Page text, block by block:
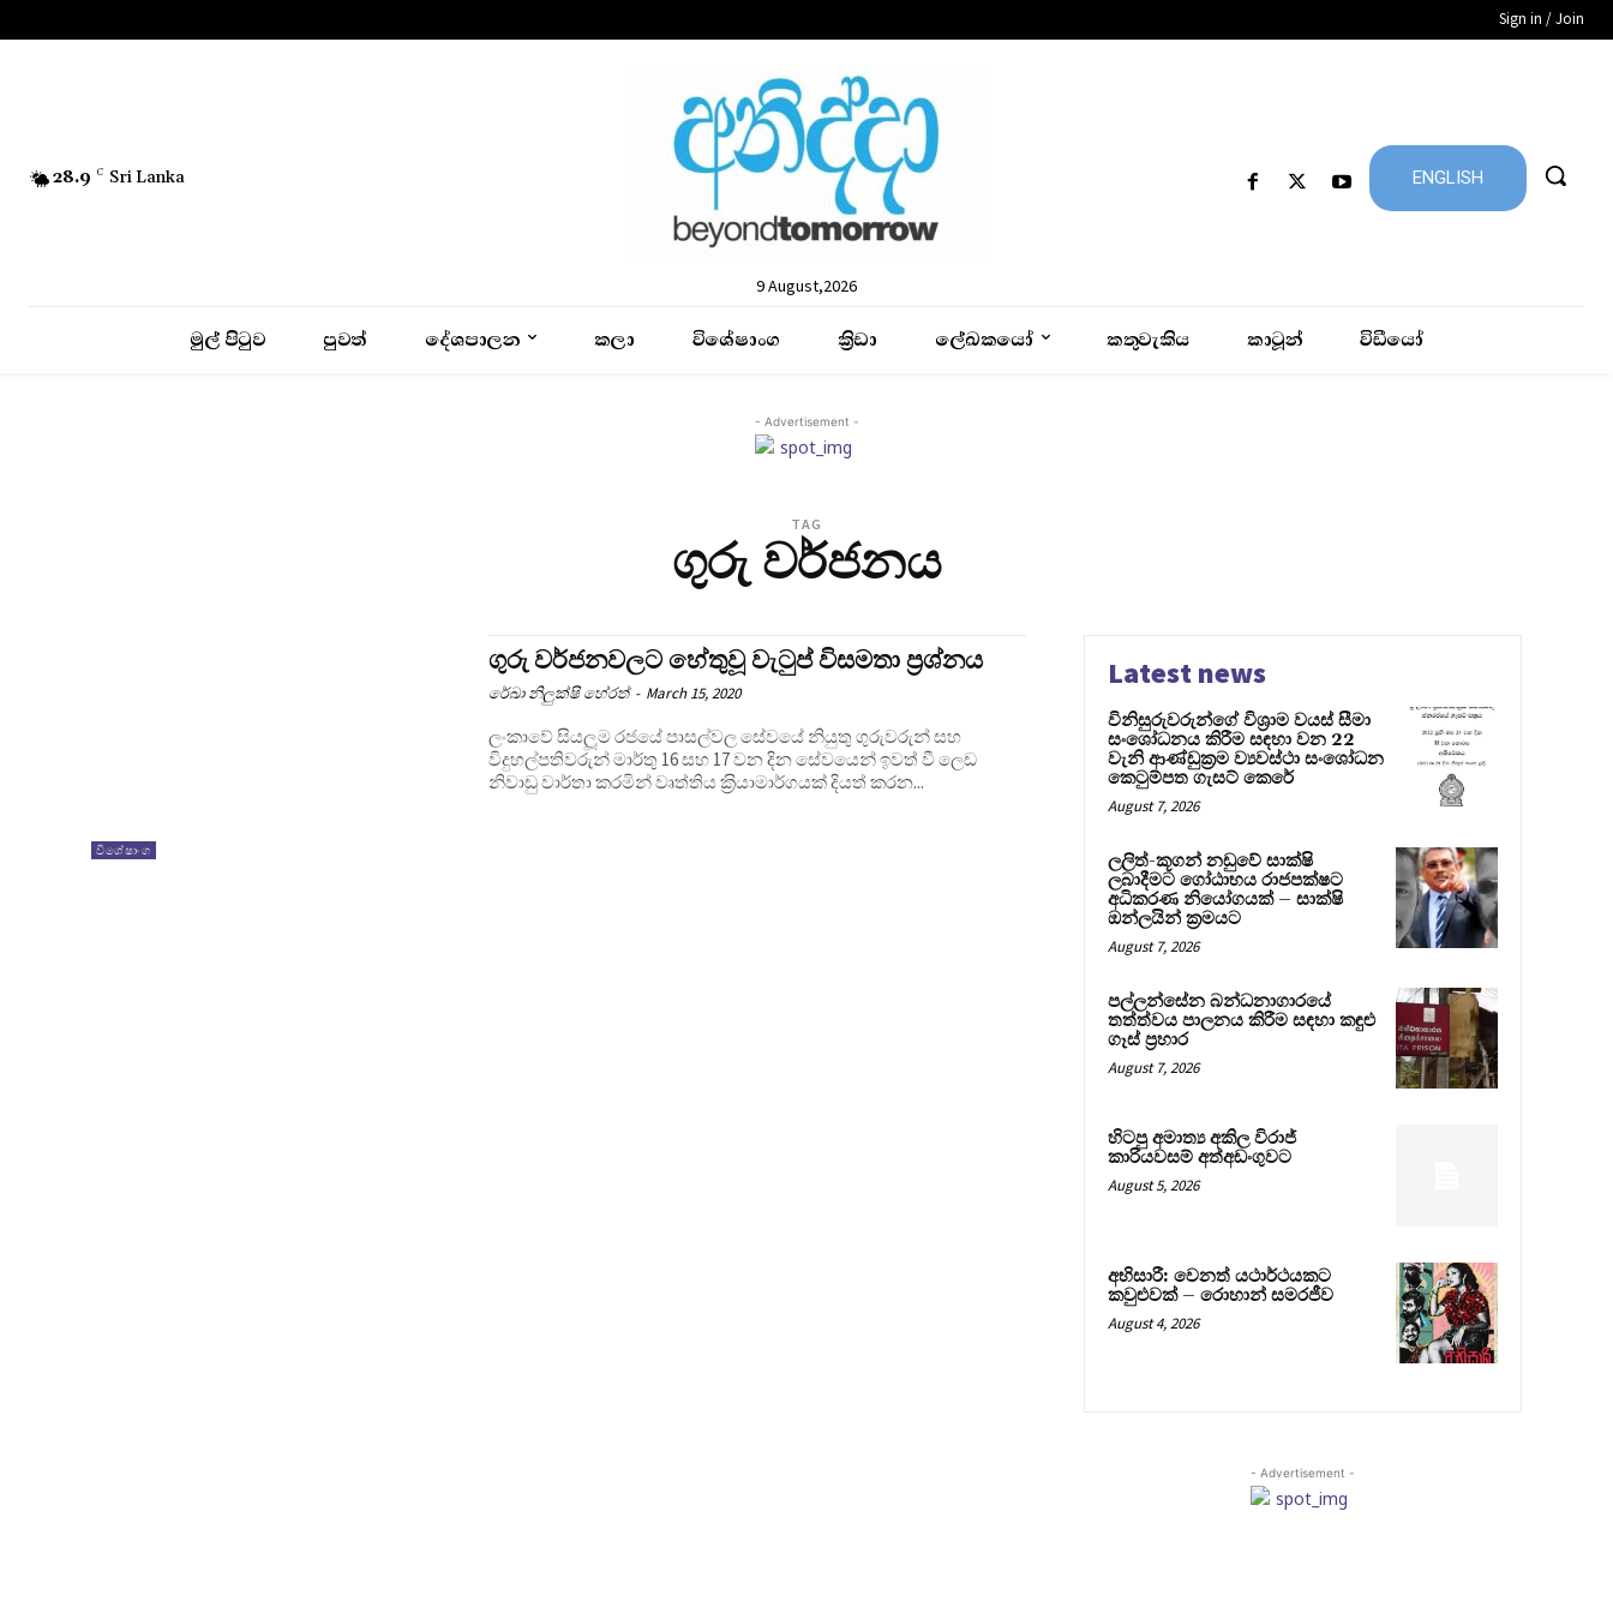
Sign in / Join
28.9 C Sri Lanka
9 August,2026
ENGLISH
මුල් පිටුව පුවත් දේශපාලන කලා විශේෂාංග ක්‍රිඩා ලේඛකයෝ කතුවැකිය කාටූන් විඩීයෝ
- Advertisement -
TAG
ගුරු වර්ජනය
විශේෂාංග
ගුරු වර්ජනවලට හේතුවූ වැටුප් විසමතා ප‍්‍රශ්නය
රේඛා නිලුක්ෂි හේරත් - March 15, 2020
ලංකාවේ සියලූම රජයේ පාසල්වල සේවයේ නියුතු ගුරුවරුන් සහ
විදුහල්පතිවරුන් මාර්තු 16 සහ 17 වන දින සේවයෙන් ඉවත් වී ලෙඩ
නිවාඩු වාර්තා කරමින් වෘත්තිය ක‍්‍රියාමාර්ගයක් දියත් කරන...
Latest news
විනිසුරුවරුන්ගේ විශ්‍රාම වයස් සීමා
සංශෝධනය කිරීම සඳහා වන 22
වැනි ආණ්ඩුක්‍රම ව්‍යවස්ථා සංශෝධන
කෙටුම්පත ගැසට් කෙරේ
August 7, 2026
ලලිත්-කූගන් නඩුවේ සාක්ෂි
ලබාදීමට ගෝඨාභය රාජපක්ෂට
අධිකරණ නියෝගයක් – සාක්ෂි
ඔන්ලයින් ක්‍රමයට
August 7, 2026
පල්ලන්සේන බන්ධනාගාරයේ
තත්ත්වය පාලනය කිරීම සඳහා කඳුළු
ගෑස් ප්‍රහාර
August 7, 2026
හිටපු අමාත්‍ය අකිල විරාජ්
කාරියවසම් අත්අඩංගුවට
August 5, 2026
අභිසාරී: වෙනත් යථාර්ථයකට
කවුළුවක් – රොහාන් සමරජීව
August 4, 2026
- Advertisement -